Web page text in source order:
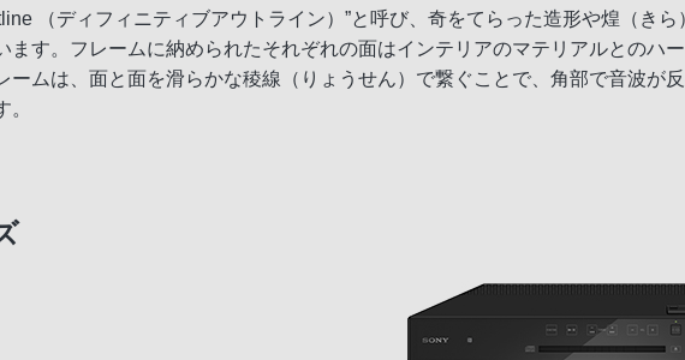
（ディフィニティブアウトライン）”と呼び、奇をてらった造形や煌（きら
す。フレームに納められたそれぞれの面はインテリアのマテリアルとのハ
ムは、面と面を滑らかな稜線（りょうせん）で繋ぐことで、角部で音波が